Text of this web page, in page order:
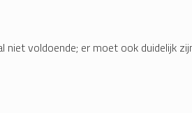
niet voldoende; er moet ook duidelijk